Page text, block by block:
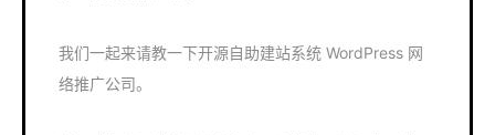
我们一起来请教一下开源自助建站系统 WordPress 网
络推广公司。